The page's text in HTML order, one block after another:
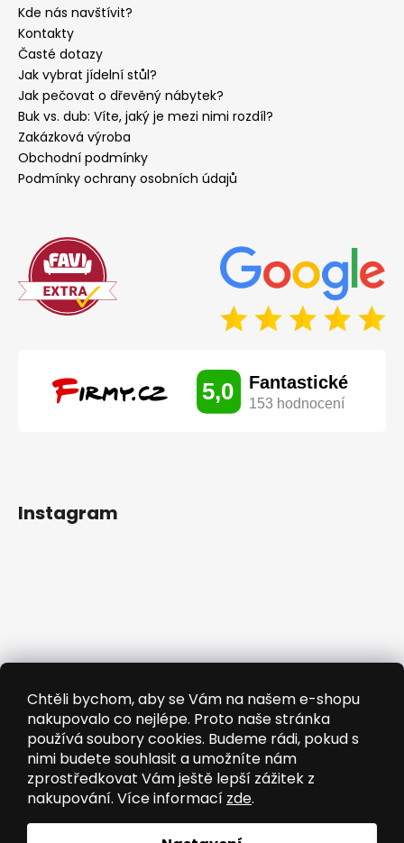
Chtěli bychom, aby se Vám na našem e-shopu
nakupovalo co nejlépe. Proto naše stránka
používá soubory cookies. Budeme rádi, pokud s
nimi budete souhlasit a umožníte nám
zprostředkovat Vám ještě lepší zážitek z
nakupování. Více informací zde.
Kde nás navštívit?
Kontakty
Časté dotazy
Jak vybrat jídelní stůl?
Jak pečovat o dřevěný nábytek?
Buk vs. dub: Víte, jaký je mezi nimi rozdíl?
Zakázková výroba
Obchodní podmínky
Podmínky ochrany osobních údajů
Instagram
Sledovat na Instagramu